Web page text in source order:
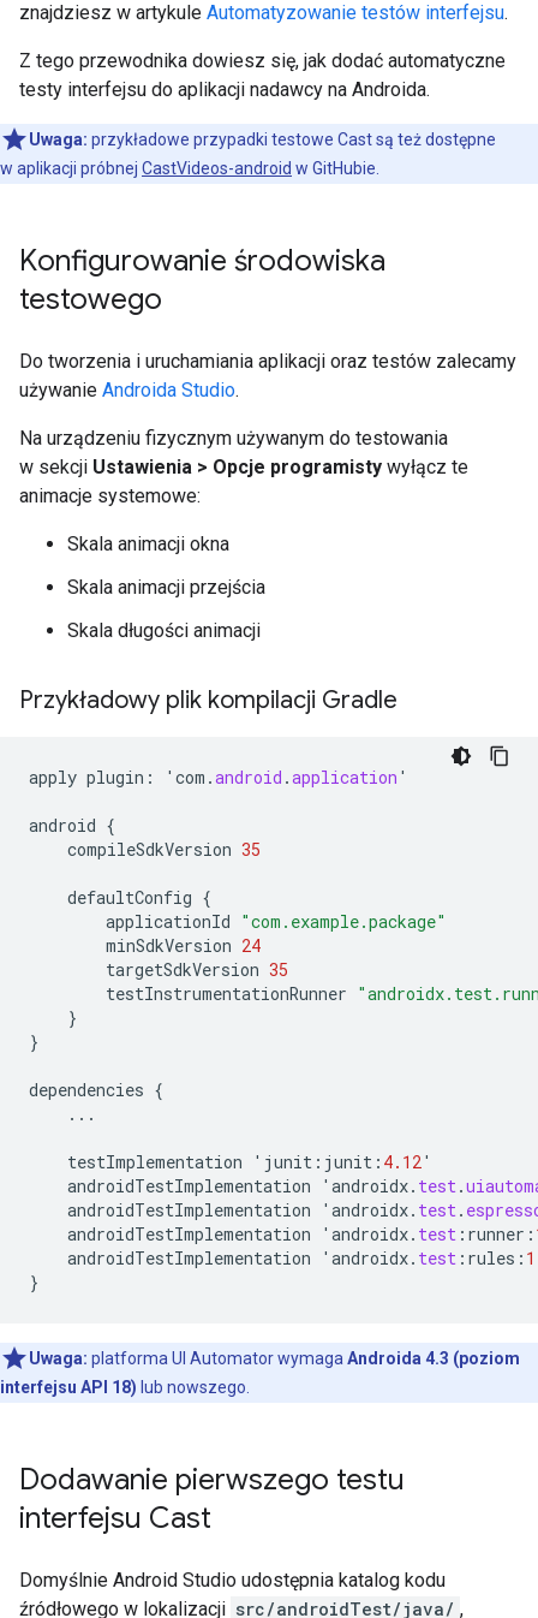
znajdziesz w artykule Automatyzowanie testów interfejsu.
Z tego przewodnika dowiesz się, jak dodać automatyczne
testy interfejsu do aplikacji nadawcy na Androida.
Uwaga: przykładowe przypadki testowe Cast są też dostępne
w aplikacji próbnej CastVideos-android w GitHubie.
Konfigurowanie środowiska
testowego
Do tworzenia i uruchamiania aplikacji oraz testów zalecamy
używanie Androida Studio.
Na urządzeniu fizycznym używanym do testowania
w sekcji Ustawienia > Opcje programisty wyłącz te
animacje systemowe:
Skala animacji okna
Skala animacji przejścia
Skala długości animacji
Przykładowy plik kompilacji Gradle
apply plugin : ' com .android .application '
android {
compileSdkVersion 35
defaultConfig {
applicationId "com.example.package"
minSdkVersion 24
targetSdkVersion 35
testInstrumentationRunner
}
}
dependencies {
...
testImplementation ' junit : junit : 4.12'
androidTestImplementation
' androidx. test.
androidTestImplementation
' androidx. test.
androidTestImplementation
' androidx. test : runner :
androidTestImplementation
' androidx. test : rules :
}
Uwaga: platforma UI Automator wymaga Androida 4.3 (poziom
interfejsu API 18) lub nowszego.
Dodawanie pierwszego testu
interfejsu Cast
Domyślnie Android Studio udostępnia katalog kodu
źródłowego w lokalizacji src/androidTest/java/ ,